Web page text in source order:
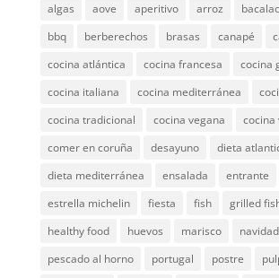
algas aove aperitivo arroz
bbq
berberechos brasas canapé
cocina atlántica
cocina francesa
cocina
cocina italiana
cocina mediterránea
cocina tradicional
cocina vegana
cocina
comer en coruña
desayuno
dieta
dieta mediterránea
ensalada
entrante
estrella michelin
fiesta fish
grilled
healthy food
huevos marisco navidad
pescado al horno
portugal postre